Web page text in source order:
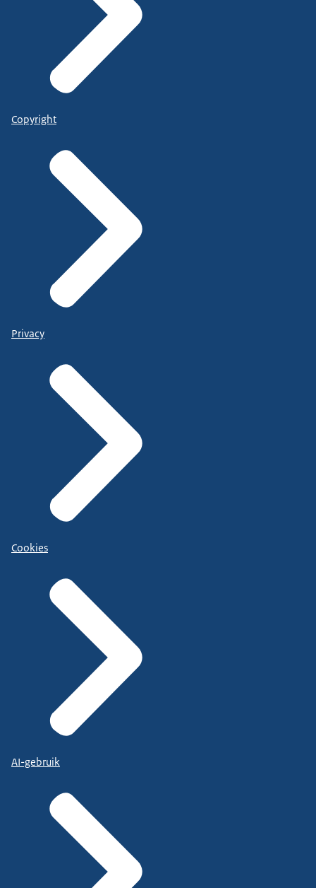
Copyright
Privacy
Cookies
AI-gebruik